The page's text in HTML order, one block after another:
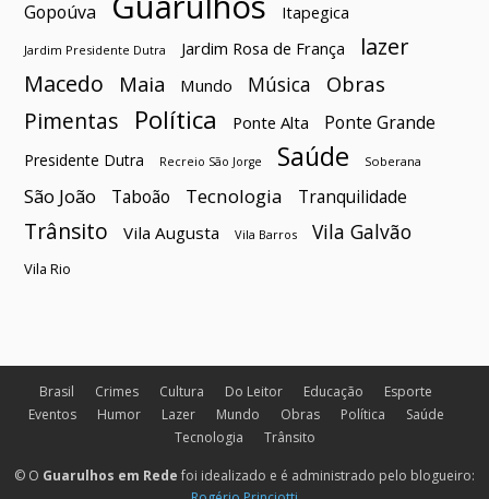
Gopoúva Itapegica
Jardim Presidente Dutra Jardim Rosa de França
lazer
Macedo
Maia Mundo Música Obras
Pimentas Política Ponte Alta Ponte Grande
Presidente Dutra Recreio São Jorge Saúde Soberana
São João Taboão Tecnologia Tranquilidade
Trânsito Vila Augusta Vila Barros Vila Galvão
Vila Rio
Brasil Crimes Cultura Do Leitor Educação
Esporte
Eventos
Humor Lazer Mundo Obras Política
Saúde
Tecnologia
Trânsito
© O Guarulhos em Rede foi idealizado e é administrado pelo blogueiro: